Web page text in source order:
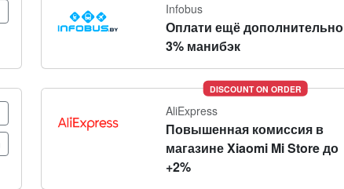
Infobus
Оплати ещё дополнительно
3% манибэк
DISCOUNT ON ORDER
AliExpress
Повышенная комиссия в
магазине Xiaomi Mi Store до
+2%